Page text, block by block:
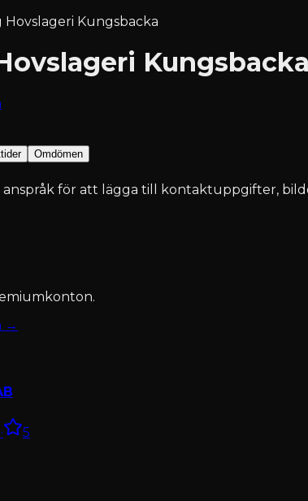
Hovslageri Kungsbacka
Kungsbacka
Omdömen
anspråk för att lägga till kontaktuppgifter,
.
→
· 5